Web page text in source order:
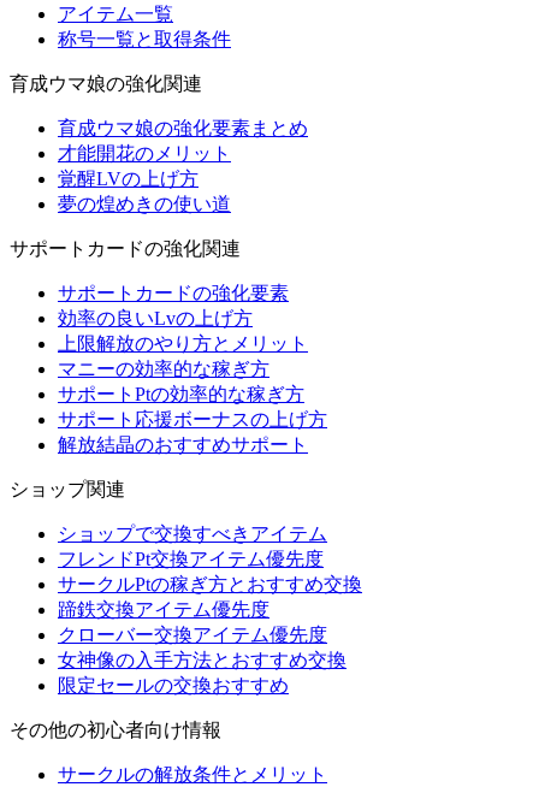
アイテム一覧
称号一覧と取得条件
育成ウマ娘の強化関連
育成ウマ娘の強化要素まとめ
才能開花のメリット
覚醒LVの上げ方
夢の煌めきの使い道
サポートカードの強化関連
サポートカードの強化要素
効率の良いLvの上げ方
上限解放のやり方とメリット
マニーの効率的な稼ぎ方
サポートPtの効率的な稼ぎ方
サポート応援ボーナスの上げ方
解放結晶のおすすめサポート
ショップ関連
ショップで交換すべきアイテム
フレンドPt交換アイテム優先度
サークルPtの稼ぎ方とおすすめ交換
蹄鉄交換アイテム優先度
クローバー交換アイテム優先度
女神像の入手方法とおすすめ交換
限定セールの交換おすすめ
その他の初心者向け情報
サークルの解放条件とメリット